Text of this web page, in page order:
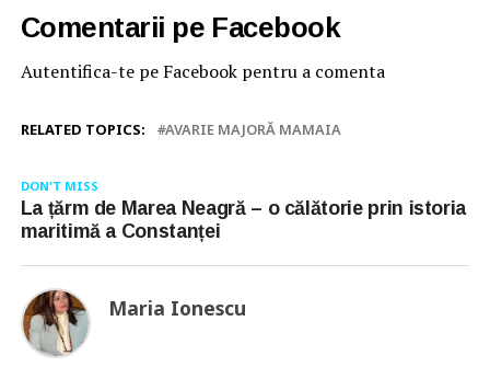
Comentarii pe Facebook
Autentifica-te pe Facebook pentru a comenta
RELATED TOPICS: AVARIE MAJORĂ MAMAIA
DON'T MISS
La țărm de Marea Neagră – o călătorie prin istoria
maritimă a Constanței
Maria Ionescu